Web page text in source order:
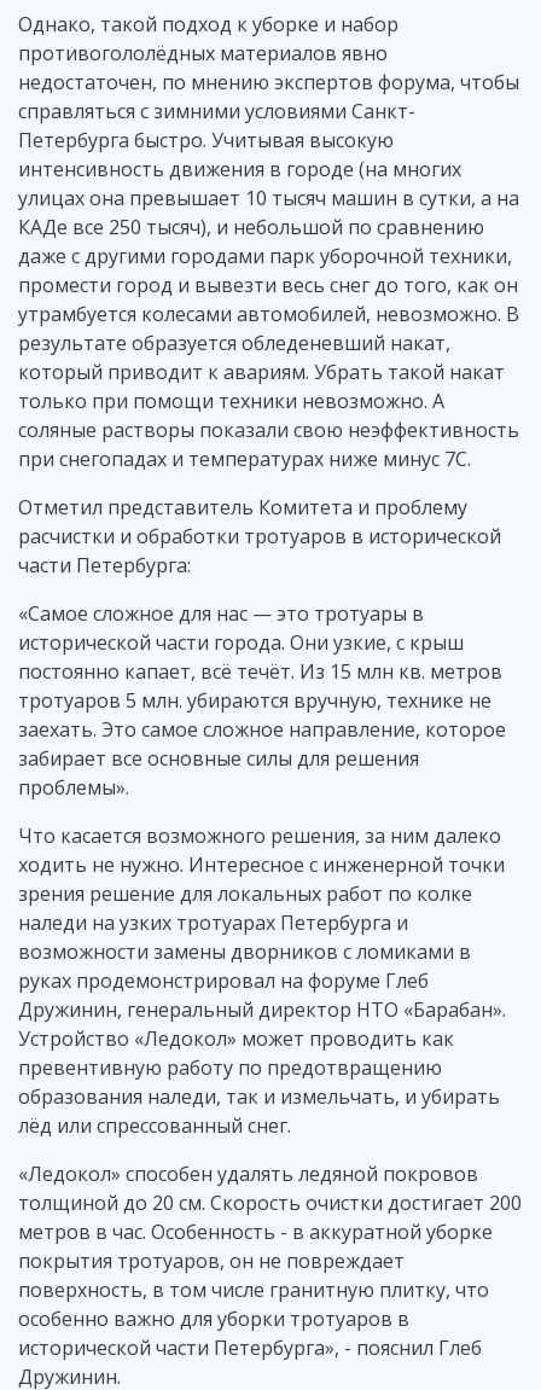
Однако, такой подход к уборке и набор
противогололёдных материалов явно
недостаточен, по мнению экспертов форума, чтобы
справляться с зимними условиями Санкт-
Петербурга быстро. Учитывая высокую
интенсивность движения в городе (на многих
улицах она превышает 10 тысяч машин в сутки, а на
КАДе все 250 тысяч), и небольшой по сравнению
даже с другими городами парк уборочной техники,
промести город и вывезти весь снег до того, как он
утрамбуется колесами автомобилей, невозможно. В
результате образуется обледеневший накат,
который приводит к авариям. Убрать такой накат
только при помощи техники невозможно. А
соляные растворы показали свою неэффективность
при снегопадах и температурах ниже минус 7С.
Отметил представитель Комитета и проблему
расчистки и обработки тротуаров в исторической
части Петербурга:
«Самое сложное для нас — это тротуары в
исторической части города. Они узкие, с крыш
постоянно капает, всё течёт. Из 15 млн кв. метров
тротуаров 5 млн. убираются вручную, технике не
заехать. Это самое сложное направление, которое
забирает все основные силы для решения
проблемы».
Что касается возможного решения, за ним далеко
ходить не нужно. Интересное с инженерной точки
зрения решение для локальных работ по колке
наледи на узких тротуарах Петербурга и
возможности замены дворников с ломиками в
руках продемонстрировал на форуме Глеб
Дружинин, генеральный директор НТО «Барабан».
Устройство «Ледокол» может проводить как
превентивную работу по предотвращению
образования наледи, так и измельчать, и убирать
лёд или спрессованный снег.
«Ледокол» способен удалять ледяной покровов
толщиной до 20 см. Скорость очистки достигает 200
метров в час. Особенность - в аккуратной уборке
покрытия тротуаров, он не повреждает
поверхность, в том числе гранитную плитку, что
особенно важно для уборки тротуаров в
исторической части Петербурга», - пояснил Глеб
Дружинин.